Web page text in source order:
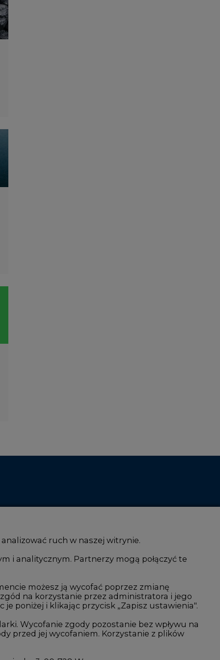
i IT
CO2
Fotowoltaika
Offshore wind
Magazyny energii
Zielone samorządy
ruch w naszej witrynie.
i analitycznym. Partnerzy mogą połączyć te
możesz ją wycofać poprzez zmianę
na korzystanie przez administratora i jego
poniżej i klikając przycisk „Zapisz ustawienia".
Wycofanie zgody pozostanie bez wpływu na
przed jej wycofaniem. Korzystanie z plików